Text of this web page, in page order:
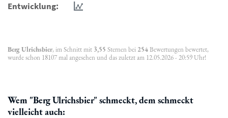
Entwicklung:
Berg Ulrichsbier, im Schnitt mit 3,55 Sternen bei 254Bewertungen bewertet,
wurde schon 18107 mal angesehen und das zuletzt am 12.05.2026 - 20:59 Uhr!
Wem "Berg Ulrichsbier" schmeckt, dem schmeckt
vielleicht auch: